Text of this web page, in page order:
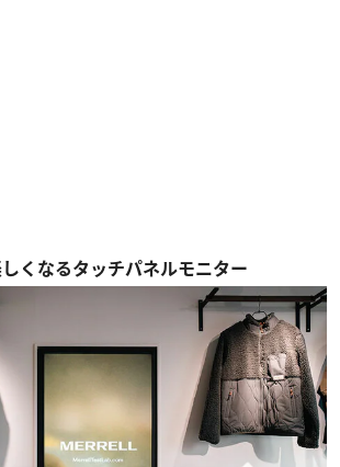
くなるタッチパネルモニター